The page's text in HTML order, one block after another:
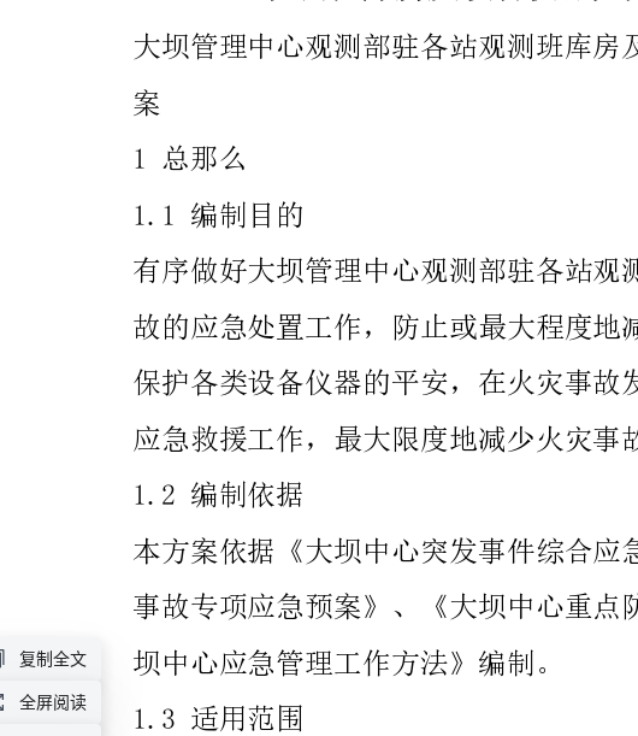
以人为本，减少损失。防消结合，以防为主。
1.1编制目的
应急救援工作，最大限度地减少火灾事故的损失。
1.2编制依据
坝中心应急管理工作方法》编制。
1.3适用范围
复制全文
全屏阅读